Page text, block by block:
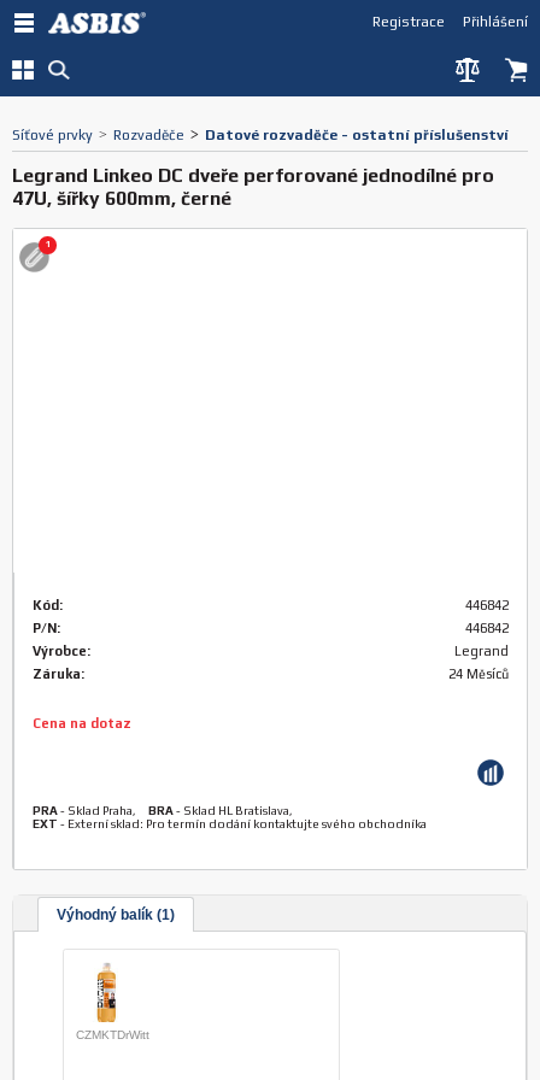
Přihlášení
Registrace
Síťové prvky > Rozvaděče > Datové rozvaděče - ostatní příslušenství
Legrand Linkeo DC dveře perforované jednodílné pro
47U, šířky 600mm, černé
1
Kód:
446842
P/N:
446842
Výrobce:
Legrand
Záruka:
24 Měsíců
Cena na dotaz
PRA- Sklad Praha, BRA- Sklad HL Bratislava,
EXT - Externí sklad: Pro termín dodání kontaktujte svého obchodníka
Výhodný balík (1)
CZMKTDrWitt